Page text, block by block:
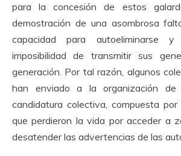
para la concesión de estos
demostración de una asombrosa
capacidad para autoeliminarse
imposibilidad de transmitir sus
generación. Por tal razón, algunos
han enviado a la organización de
candidatura colectiva, compuesta
que perdieron la vida por acceder a
desatender las advertencias de las